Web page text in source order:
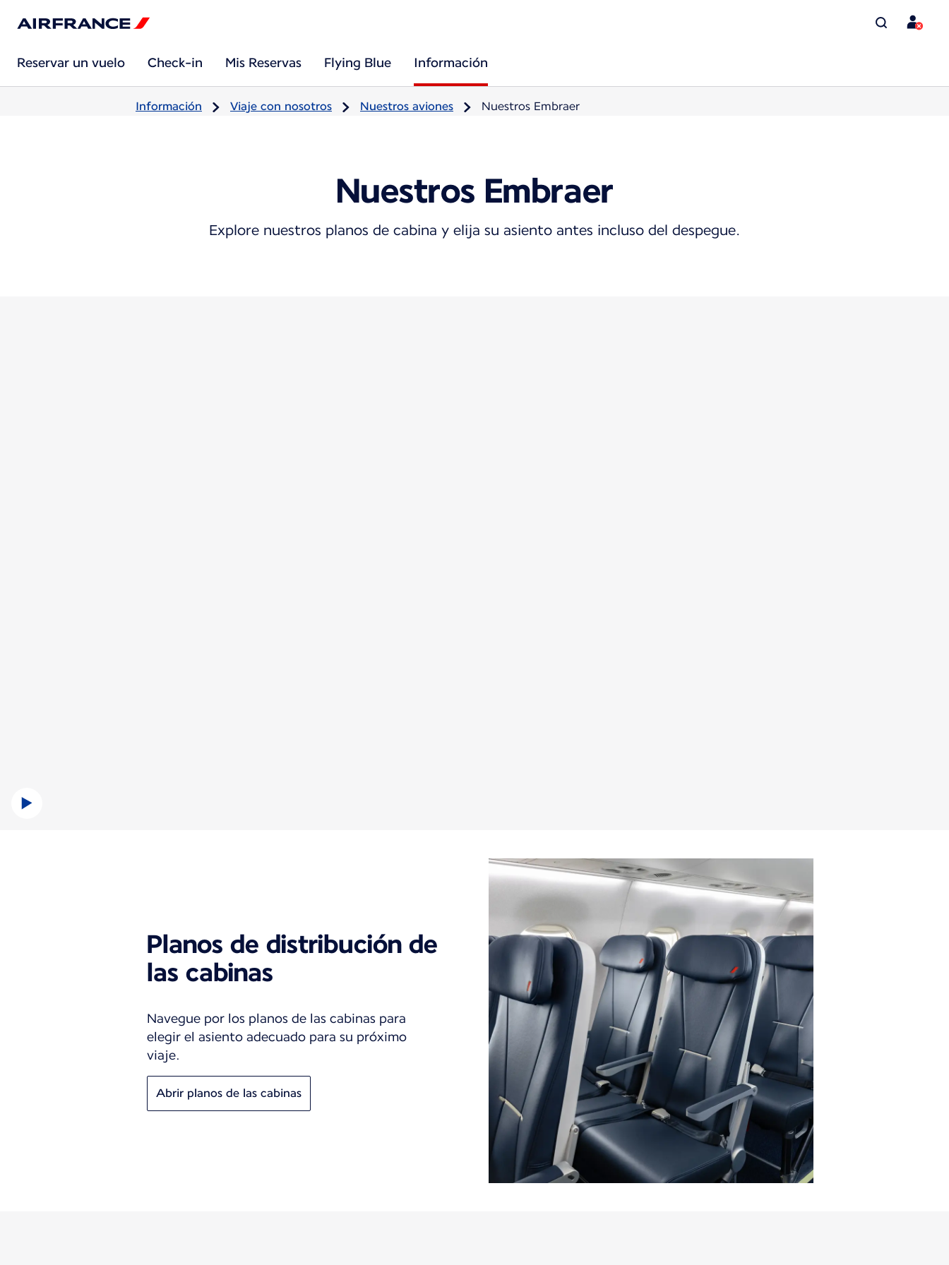
Reservar un vuelo Check-in Mis Reservas Flying Blue Información
Información Viaje con nosotros Nuestros aviones Nuestros Embraer
Nuestros Embraer
Explore nuestros planos de cabina y elija su asiento antes incluso del despegue.
Planos de distribución de
las cabinas
Navegue por los planos de las cabinas para
elegir el asiento adecuado para su próximo
viaje.
Abrir planos de las cabinas